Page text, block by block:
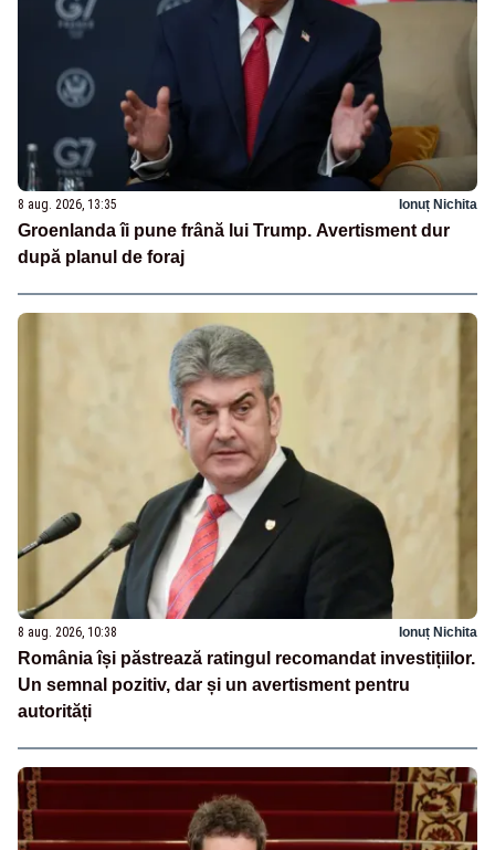
8 aug. 2026, 13:35 Ionuț Nichita
Groenlanda îi pune frână lui Trump. Avertisment dur
după planul de foraj
8 aug. 2026, 10:38 Ionuț Nichita
România își păstrează ratingul recomandat investițiilor.
Un semnal pozitiv, dar și un avertisment pentru
autorități